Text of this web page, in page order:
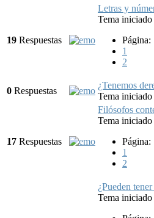
19 Respuestas
Letras y
Tema
Página:
1
2
0 Respuestas
¿Tenemos
Tema
17 Respuestas
Filósofos
Tema
Página:
1
2
¿Pueden
Tema